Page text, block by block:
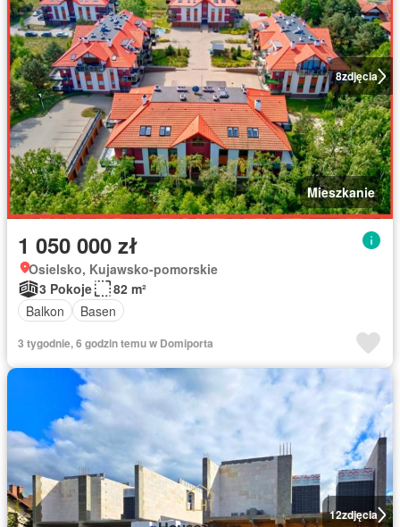
8zdjęcia
Mieszkanie
1 050 000 zł
Osielsko, Kujawsko-pomorskie
3 Pokoje
82 m²
Balkon
Basen
3 tygodnie, 6 godzin temu w Domiporta
12zdjęcia